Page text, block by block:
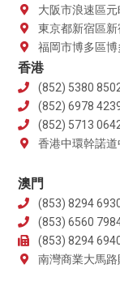
大阪市浪速區
東京都新宿區
福岡市博多區
香港
(852) 5380
(852) 6978
(852) 5713
香港中環幹諾
澳門
(853) 8294
(853) 6560
(853) 8294
南灣商業大馬